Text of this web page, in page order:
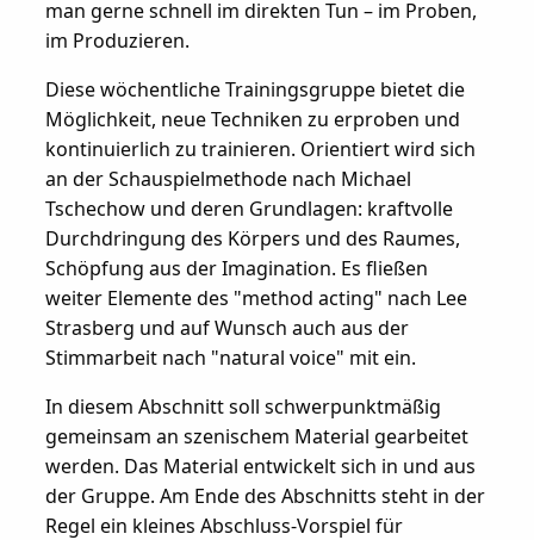
man gerne schnell im direkten Tun – im Proben,
im Produzieren.
Diese wöchentliche Trainingsgruppe bietet die
Möglichkeit, neue Techniken zu erproben und
kontinuierlich zu trainieren. Orientiert wird sich
an der Schauspielmethode nach Michael
Tschechow und deren Grundlagen: kraftvolle
Durchdringung des Körpers und des Raumes,
Schöpfung aus der Imagination. Es fließen
weiter Elemente des "method acting" nach Lee
Strasberg und auf Wunsch auch aus der
Stimmarbeit nach "natural voice" mit ein.
In diesem Abschnitt soll schwerpunktmäßig
gemeinsam an szenischem Material gearbeitet
werden. Das Material entwickelt sich in und aus
der Gruppe. Am Ende des Abschnitts steht in der
Regel ein kleines Abschluss-Vorspiel für